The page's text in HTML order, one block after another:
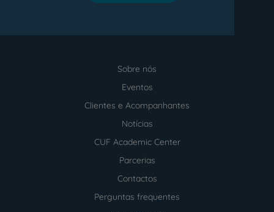
Sobre nós
Eventos
Clientes e Acompanhantes
Notícias
CUF Academic Center
Parcerias
Contactos
Perguntas frequentes